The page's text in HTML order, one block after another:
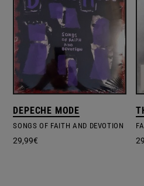
DEPECHE MODE
SONGS OF FAITH AND DEVOTION
29,99€